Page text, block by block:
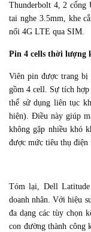
Thunderbolt 4, 2 cổng
tai nghe 3.5mm, khe
nối 4G LTE qua SIM.
Pin 4 cells thời lượng
Viên pin được trang bị
gồm 4 cell. Sự tích
thể sử dụng liên tục
hiện). Điều này giúp
không gặp nhiều khó
được mức tiêu thụ
Tóm lại, Dell
doanh nhân. Với hiệu
đa dạng các tùy chọn
con đường thành công